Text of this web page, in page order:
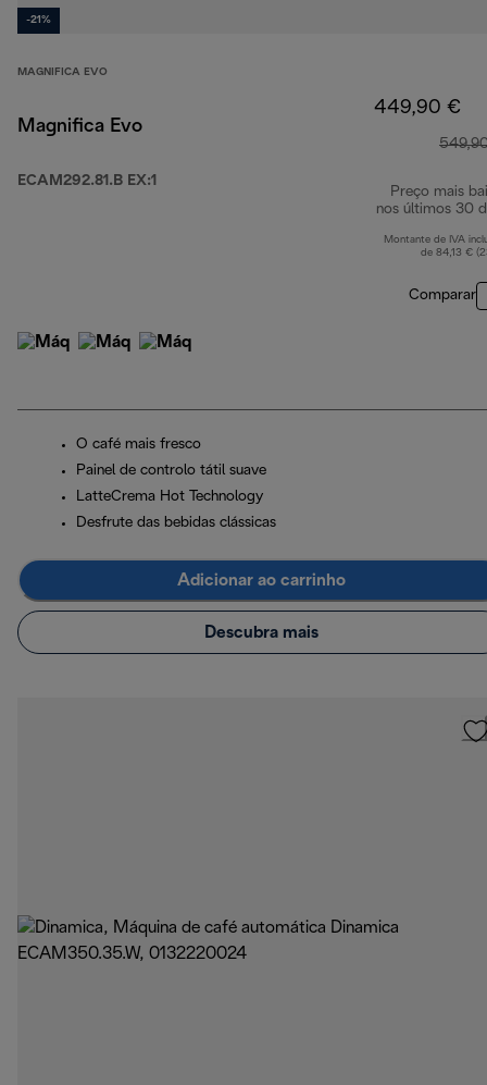
-21%
MAGNIFICA EVO
Magnifica Evo
ECAM292.81.B EX:1
449,90 €
Preço mais
nos últimos 30
Montante de IVA
de 84,13 €
Comparar
O café mais fresco
Painel de controlo tátil suave
LatteCrema Hot Technology
Desfrute das bebidas clássicas
Adicionar ao carrinho
Descubra mais